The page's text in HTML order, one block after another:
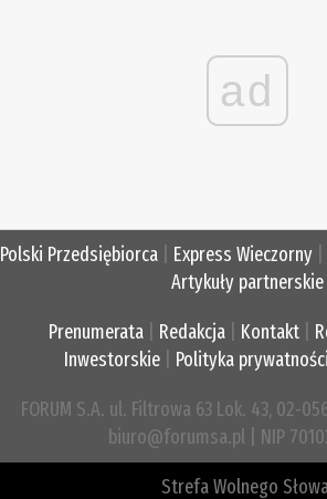
ad
Polski Przedsiębiorca Express Wieczorny
Artykuły partnerskie
Prenumerata Redakcja Kontakt
Inwestorskie| Polityka prywatności
FORUM S.A. ul. Filtrowa 63 Lok. 43, 02-
biuro@forumsa.pl | NIP
Strefa Wolnego